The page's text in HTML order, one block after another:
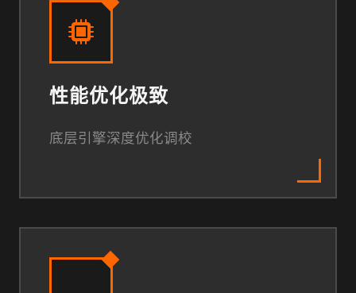
性能优化极致
底层引擎深度优化调校